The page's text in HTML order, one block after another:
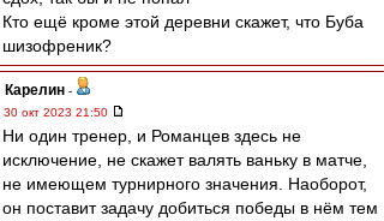
Кто ещё кроме этой деревни скажет, что Буба
шизофреник?
Карелин -
30 окт 2023 21:50
Ни один тренер, и Романцев здесь не
исключение, не скажет валять ваньку в матче,
не имеющем турнирного значения. Наоборот,
он поставит задачу добиться победы в нём тем